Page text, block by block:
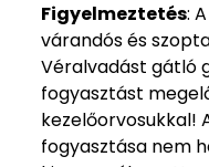
Figyelmeztetés:
várandós és
Véralvadást gátló
fogyasztást
kezelőorvosukkal!​
fogyasztása nem